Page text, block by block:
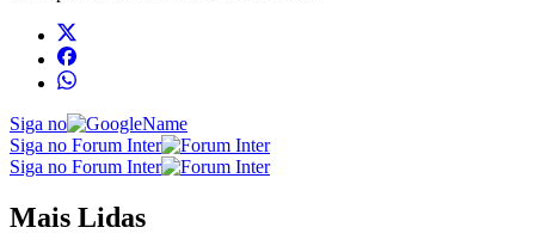
Siga no
Siga no Forum Inter
Siga no Forum Inter
Mais Lidas